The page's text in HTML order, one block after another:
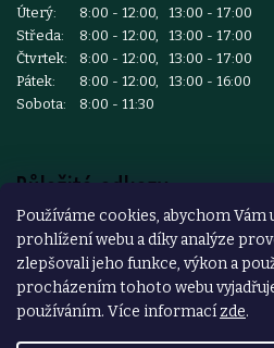
Používáme cookies, abychom
prohlížení webu a díky analýze
zlepšovali jeho funkce, výkon a
procházením tohoto webu
používáním. Více informací zde.
Úterý:
8:00 - 12:00, 13:00 - 17:00
Středa:
8:00 - 12:00, 13:00 - 17:00
Čtvrtek:
8:00 - 12:00, 13:00 - 17:00
Pátek:
8:00 - 12:00, 13:00 - 16:00
Sobota:
8:00 - 11:30
Důležité odkazy
Reklamace a vrácení zboží
Obchodní podmínky
Podmínky ochrany osobních údajů